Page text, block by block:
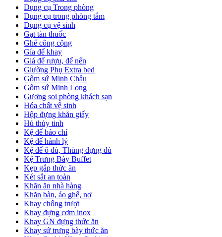
Dụng cụ Trong phòng
Dụng cụ trong phòng tắm
Dụng cụ vệ sinh
Gạt tàn thuốc
Ghế công cộng
Gía để khay
Giá để rượu, để nến
Giường Phụ Extra bed
Gốm sứ Minh Châu
Gốm sứ Minh Long
Gương soi phòng khách sạn
Hóa chất vệ sinh
Hộp đựng khăn giấy
Hủ thủy tinh
Kệ để báo chí
Kệ để hành lý
Kệ để ô dù, Thùng đựng dù
Kệ Trưng Bày Buffet
Kẹp gắp thức ăn
Két sắt an toàn
Khăn ăn nhà hàng
Khăn bàn, áo ghế, nơ
Khay chống trượt
Khay đựng cơm inox
Khay GN đựng thức ăn
Khay sứ trưng bày thức ăn